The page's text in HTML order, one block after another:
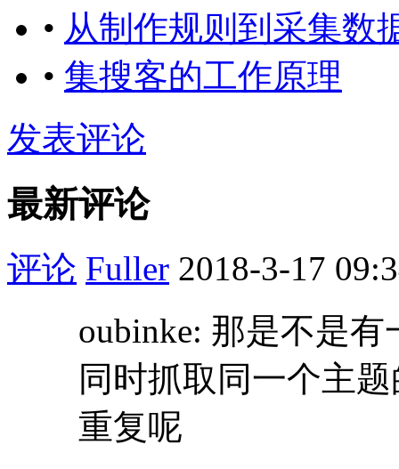
• 从制作规则到采集数
• 集搜客的工作原理
发表评论
最新评论
评论 Fuller 2018-3-17
oubinke: 那是不是
同时抓取同一个主
重复呢